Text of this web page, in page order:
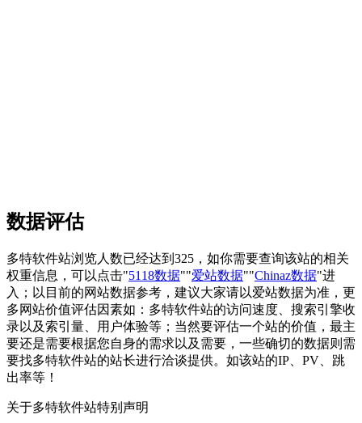
数据评估
多特软件站浏览人数已经达到325，如你需要查询该站的相关
权重信息，可以点击"5118数据""爱站数据""Chinaz数据"进
入；以目前的网站数据参考，建议大家请以爱站数据为准，更
多网站价值评估因素如：多特软件站的访问速度、搜索引擎收
录以及索引量、用户体验等；当然要评估一个站的价值，最主
要还是需要根据您自身的需求以及需要，一些确切的数据则需
要找多特软件站的站长进行洽谈提供。如该站的IP、PV、跳
出率等！
关于多特软件站特别声明